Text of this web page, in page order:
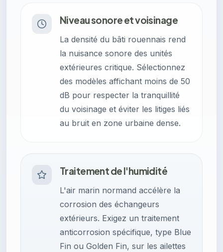
Niveau sonore et voisinage
La densité du bâti rouennais rend
la nuisance sonore des unités
extérieures critique. Sélectionnez
des modèles affichant moins de 50
dB pour respecter la tranquillité
du voisinage et éviter les litiges liés
au bruit en zone urbaine dense.
Traitement de l'humidité
L'air marin normand accélère la
corrosion des échangeurs
extérieurs. Exigez un traitement
anticorrosion spécifique, type Blue
Fin ou Golden Fin, sur les ailettes